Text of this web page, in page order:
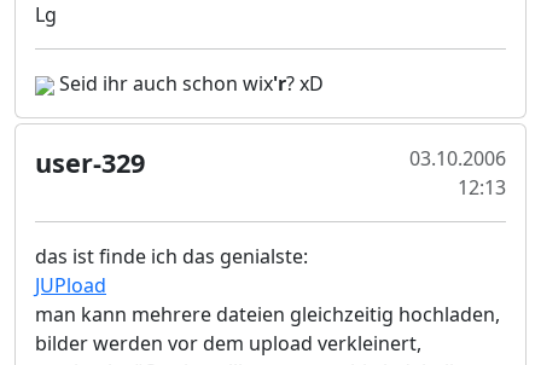
Lg
Seid ihr auch schon wix'r? xD
user-329
03.10.2006
12:13
das ist finde ich das genialste:
JUPload
man kann mehrere dateien gleichzeitig hochladen,
bilder werden vor dem upload verkleinert,